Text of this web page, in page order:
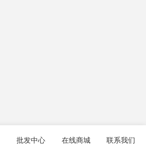
批发中心 在线商城 联系我们